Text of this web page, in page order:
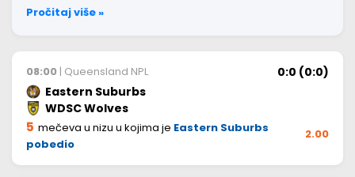
Pročitaj više »
08:00 | Queensland NPL
0:0 (0:0)
Eastern Suburbs
WDSC Wolves
5 mečeva u nizu u kojima je Eastern Suburbs
pobedio
2.00